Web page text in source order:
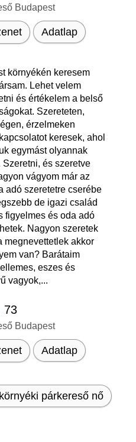
Budapest
Adatlap
környékén keresem
Lehet velem
és értékelem a belső
Szereteten,
érzelmeken
keresek, ahol
egymást olyannak
Szeretni, és szeretve
vágyom már az
adó szeretetre cserébe
de igazi család
figyelmes és oda adó
Nagyon szeretek
megnevettetlek akkor
van? Barátaim
eszes és
vagyok,...
73
Budapest
Adatlap
párkereső nő